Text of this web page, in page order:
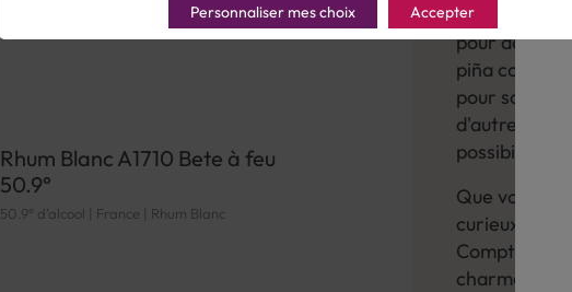
Rhum Blanc A1710 Bete à feu
50.9°
50.9° d'alcool | France | Rhum Blanc
pour des
piña colada.
pour sa
d'autres
possibilités
Que vous
curieux de
Comptoir
charme du
Personnaliser mes choix Accepter